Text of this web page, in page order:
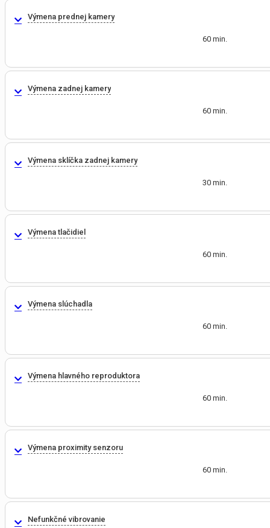
Výmena prednej kamery
60 min.
Výmena zadnej kamery
60 min.
Výmena sklíčka zadnej kamery
30 min.
Výmena tlačidiel
60 min.
Výmena slúchadla
60 min.
Výmena hlavného reproduktora
60 min.
Výmena proximity senzoru
60 min.
Nefunkčné vibrovanie